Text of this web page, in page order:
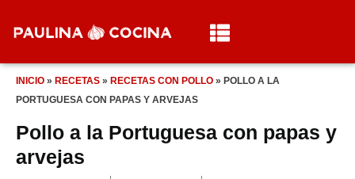
INICIO » RECETAS » RECETAS CON POLLO » POLLO A LA
PORTUGUESA CON PAPAS Y ARVEJAS
Pollo a la Portuguesa con papas y
arvejas